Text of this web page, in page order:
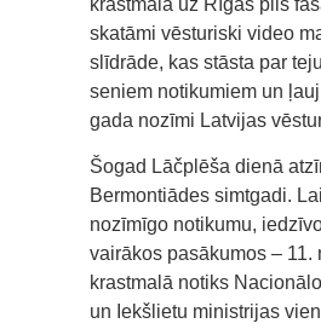
krastmalā uz Rīgas pils
skatāmi vēsturiski video
slīdrāde, kas stāsta par
seniem notikumiem un
gada nozīmi Latvijas
Šogad Lāčplēša dienā
Bermontiādes simtgadi.
nozīmīgo notikumu,
vairākos pasākumos – 11.
krastmalā notiks
un Iekšlietu ministrijas